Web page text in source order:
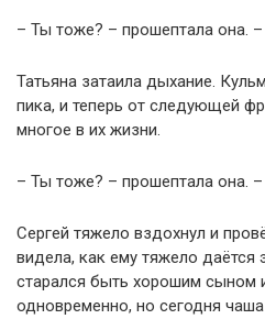
– Ты тоже? – прошептала она.
Татьяна затаила дыхание.
пика, и теперь от следующей
многое в их жизни.
– Ты тоже? – прошептала она.
Сергей тяжело вздохнул и
видела, как ему тяжело даётся
старался быть хорошим сыном
одновременно, но сегодня